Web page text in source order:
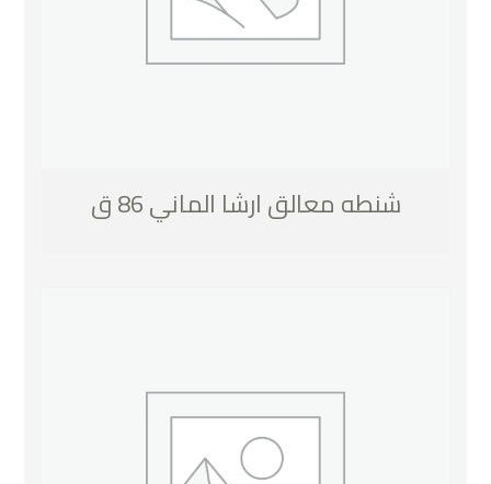
شنطه معالق ارشا الماني 86 ق